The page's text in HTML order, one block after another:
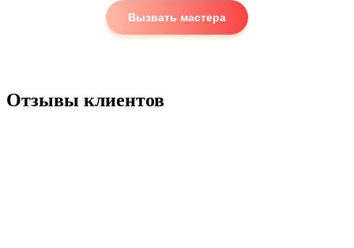
Вызвать мастера
Отзывы клиентов